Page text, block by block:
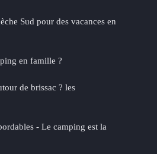
Sud pour des vacances en
en famille ?
de brissac ? les
- Le camping est la